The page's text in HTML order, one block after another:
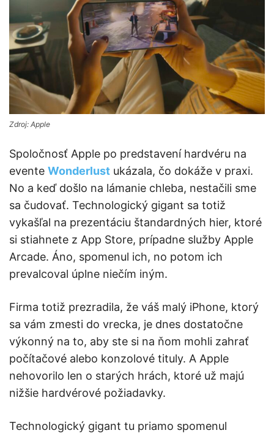
Zdroj: Apple
Spoločnosť Apple po predstavení hardvéru na
evente Wonderlust ukázala, čo dokáže v praxi.
No a keď došlo na lámanie chleba, nestačili sme
sa čudovať. Technologický gigant sa totiž
vykašľal na prezentáciu štandardných hier, ktoré
si stiahnete z App Store, prípadne služby Apple
Arcade. Áno, spomenul ich, no potom ich
prevalcoval úplne niečím iným.
Firma totiž prezradila, že váš malý iPhone, ktorý
sa vám zmesti do vrecka, je dnes dostatočne
výkonný na to, aby ste si na ňom mohli zahrať
počítačové alebo konzolové tituly. A Apple
nehovorilo len o starých hrách, ktoré už majú
nižšie hardvérové požiadavky.
Technologický gigant tu priamo spomenul